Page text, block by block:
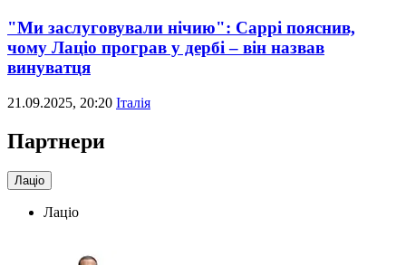
"Ми заслуговували нічию": Саррі пояснив,
чому Лаціо програв у дербі – він назвав
винуватця
21.09.2025, 20:20 Італія
Партнери
Лаціо
Лаціо